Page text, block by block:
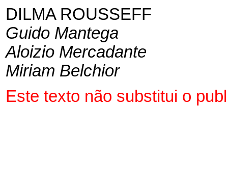
DILMA ROUSSEFF
Guido Mantega
Aloizio Mercadante
Miriam Belchior
Este texto não substitui o